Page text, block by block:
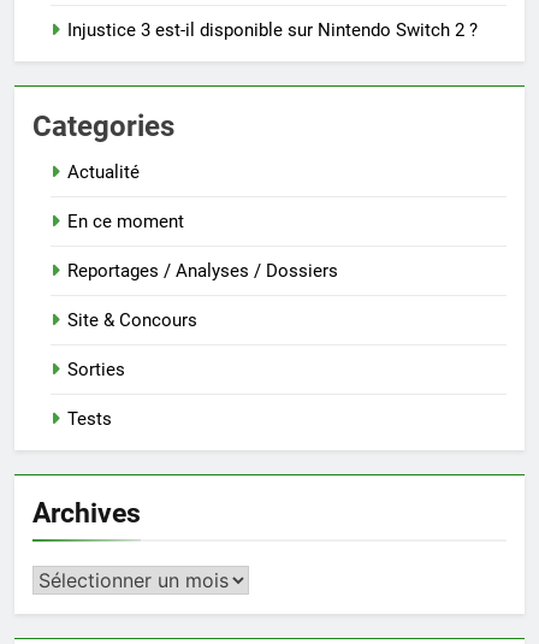
Injustice 3 est-il disponible sur Nintendo Switch 2 ?
Categories
Actualité
En ce moment
Reportages / Analyses / Dossiers
Site & Concours
Sorties
Tests
Archives
Archives